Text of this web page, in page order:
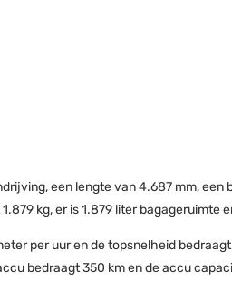
een lengte van 4.687 mm,
kg, er is 1.879 liter bagageruimte
per uur en de topsnelheid
bedraagt 350 km en de accu